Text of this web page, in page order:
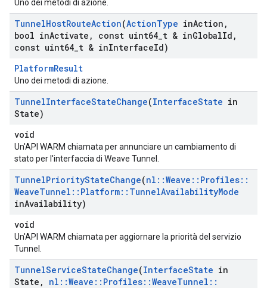
Uno dei metodi di azione.
TunnelHostRouteAction(ActionType inAction ,
bool inActivate , const uint64 t & inGlobalId ,
const uint64 t & inInterfaceId)
PlatformResult
Uno dei metodi di azione.
TunnelInterfaceStateChange(InterfaceState in
State)
void
Un'API WARM chiamata per annunciare un cambiamento di
stato per l'interfaccia di Weave Tunnel.
TunnelPriorityStateChange(nl ::Weave :: Profiles::
WeaveTunnel :: Platform:: TunnelAvailabilityMode
inAvailability)
void
Un'API WARM chiamata per aggiornare la priorità del servizio
Tunnel.
TunnelServiceStateChange(InterfaceState in
State , nl ::Weave :: Profiles::WeaveTunnel ::